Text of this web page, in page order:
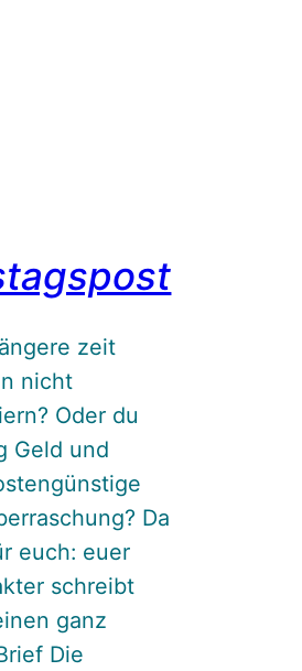
zeit
nicht
Oder du
Geld und
Da
euch: euer
schreibt
ganz
Die